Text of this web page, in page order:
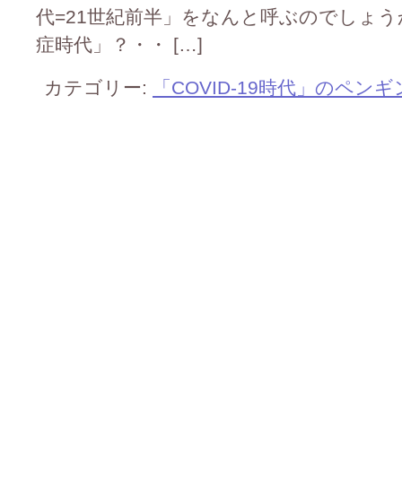
代=21世紀前半」をなんと呼ぶのでしょ
症時代」？・・ […]
カテゴリー: 「COVID-19時代」のペンギ